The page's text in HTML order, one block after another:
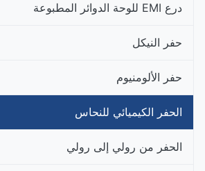
درع EMI للوحة الدوائر المطبوعة
حفر النيكل
حفر الألومنيوم
الحفر الكيميائي للنحاس
الحفر من رولي إلى رولي